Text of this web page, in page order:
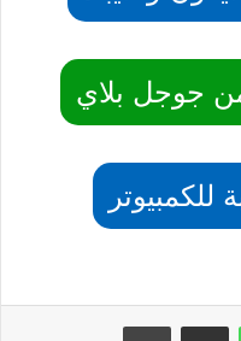
من جوجل بلاي
للكمبيوتر
واتساب